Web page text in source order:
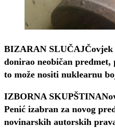
BIZARAN SLUČAJČovjek
donirao neobičan predmet,
to može nositi nuklearnu
IZBORNA SKUPŠTINA
Penić izabran za novog
novinarskih autorskih